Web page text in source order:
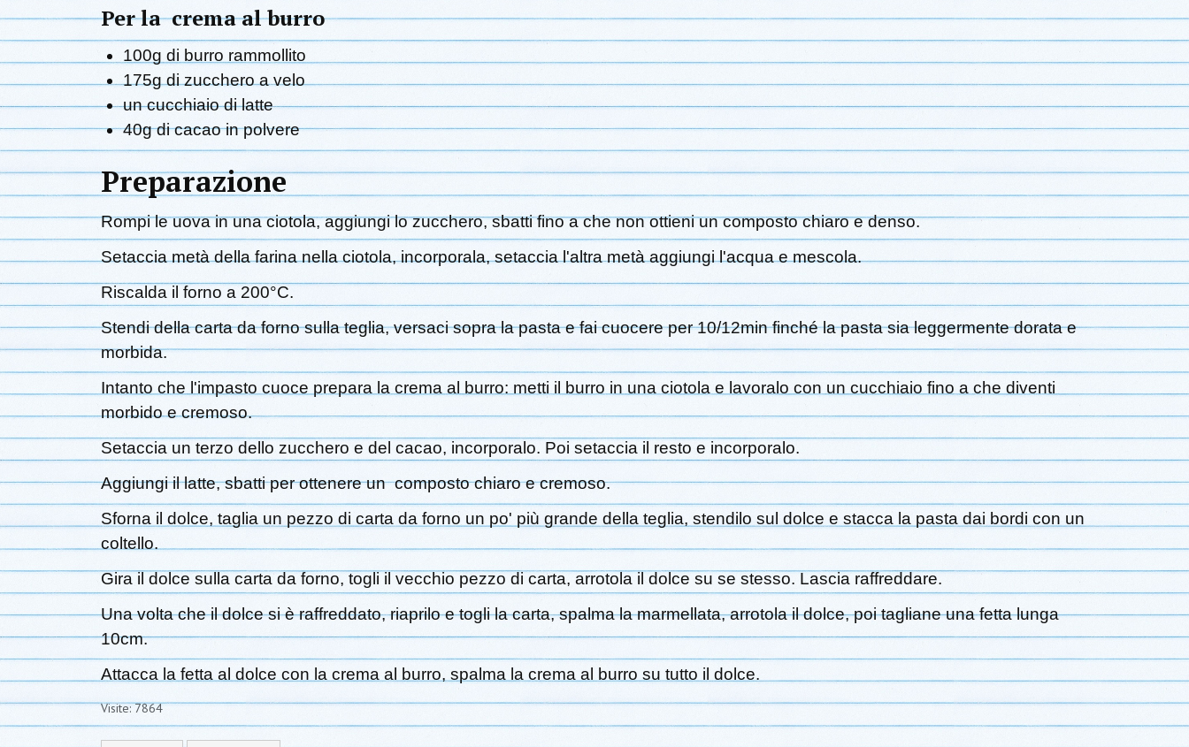
Per la crema al burro
100g di burro rammollito
175g di zucchero a velo
un cucchiaio di latte
40g di cacao in polvere
Preparazione
Rompi le uova in una ciotola, aggiungi lo zucchero, sbatti fino a che non ottieni un composto chiaro e denso.
Setaccia metà della farina nella ciotola, incorporala, setaccia l'altra metà aggiungi l'acqua e mescola.
Riscalda il forno a 200°C.
Stendi della carta da forno sulla teglia, versaci sopra la pasta e fai cuocere per 10/12min finché la pasta sia leggermente dorata e
morbida.
Intanto che l'impasto cuoce prepara la crema al burro: metti il burro in una ciotola e lavoralo con un cucchiaio fino a che diventi
morbido e cremoso.
Setaccia un terzo dello zucchero e del cacao, incorporalo. Poi setaccia il resto e incorporalo.
Aggiungi il latte, sbatti per ottenere un composto chiaro e cremoso.
Sforna il dolce, taglia un pezzo di carta da forno un po' più grande della teglia, stendilo sul dolce e stacca la pasta dai bordi con un
coltello.
Gira il dolce sulla carta da forno, togli il vecchio pezzo di carta, arrotola il dolce su se stesso. Lascia raffreddare.
Una volta che il dolce si è raffreddato, riaprilo e togli la carta, spalma la marmellata, arrotola il dolce, poi tagliane una fetta lunga
10cm.
Attacca la fetta al dolce con la crema al burro, spalma la crema al burro su tutto il dolce.
Visite: 7864